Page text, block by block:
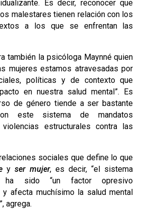
Es decir, reconocer que
malestares tienen relación con los
a los que se enfrentan las
también la psicóloga Maynné quien
mujeres estamos atravesadas por
políticas y de contexto que
en nuestra salud mental”. Es
de género tiende a ser bastante
este sistema de mandatos
estructurales contra las
sociales que define lo que
yser mujer, es decir, “el sistema
ha sido “un factor opresivo
y afecta muchísimo la salud mental
agrega.